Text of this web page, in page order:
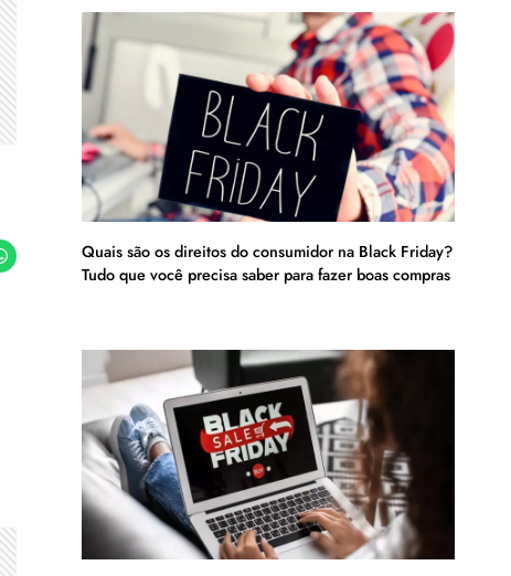
Quais são os direitos do consumidor na Black Friday?
Tudo que você precisa saber para fazer boas compras